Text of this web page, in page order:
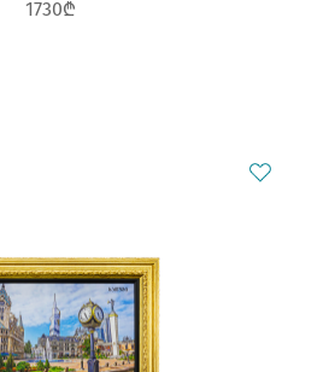
1730₾